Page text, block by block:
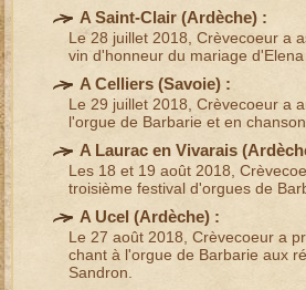
A Saint-Clair (Ardèche) :
Le 28 juillet 2018, Crèvecoeur a
vin d'honneur du mariage
A Celliers (Savoie) :
Le 29 juillet 2018, Crèvecoeur a
l'orgue de Barbarie et en
A Laurac en Vivarais (
Les 18 et 19 août 2018,
troisième festival d'orgues de
A Ucel (Ardèche) :
Le 27 août 2018, Crèvecoeur a
chant à l'orgue de Barbarie aux
Sandron.